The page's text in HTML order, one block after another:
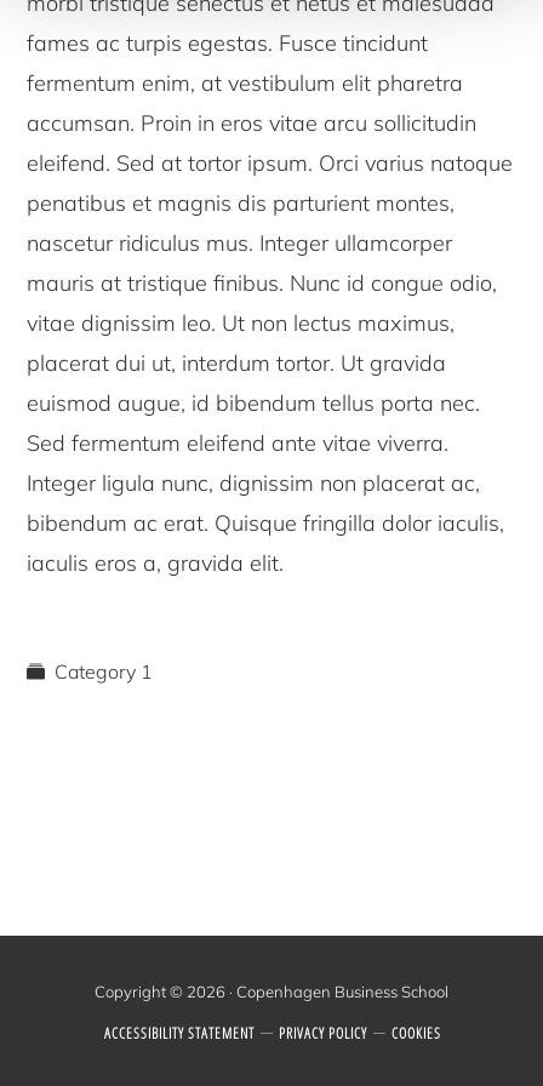
fames ac turpis egestas. Fusce tincidunt
fermentum enim, at vestibulum elit pharetra
accumsan. Proin in eros vitae arcu sollicitudin
eleifend. Sed at tortor ipsum. Orci varius natoque
penatibus et magnis dis parturient montes,
nascetur ridiculus mus. Integer ullamcorper
mauris at tristique finibus. Nunc id congue odio,
vitae dignissim leo. Ut non lectus maximus,
placerat dui ut, interdum tortor. Ut gravida
euismod augue, id bibendum tellus porta nec.
Sed fermentum eleifend ante vitae viverra.
Integer ligula nunc, dignissim non placerat ac,
bibendum ac erat. Quisque fringilla dolor iaculis,
iaculis eros a, gravida elit.
Category 1
Copyright © 2026 · Copenhagen Business School
ACCESSIBILITY STATEMENT PRIVACY POLICY COOKIES